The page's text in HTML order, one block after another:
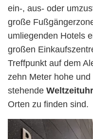
ein-, aus- oder
große
umliegenden Hotels
großen
Treffpunkt auf dem
zehn Meter hohe
stehende Weltzeituhr
Orten zu finden sind.